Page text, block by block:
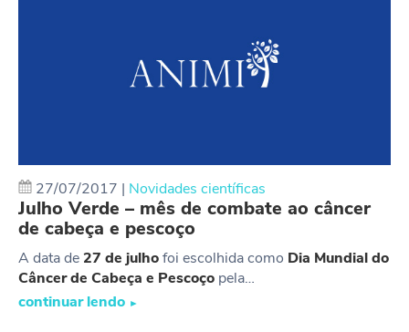
27/07/2017 | Novidades científicas
Julho Verde – mês de combate ao câncer
de cabeça e pescoço
A data de27 de julhofoi escolhida como Dia Mundial do
Câncer de Cabeça e Pescoço pela…
continuar lendo ►